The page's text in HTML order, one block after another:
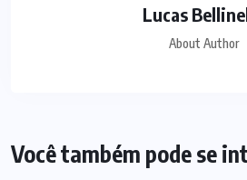
Lucas
About Author
Você também pode se